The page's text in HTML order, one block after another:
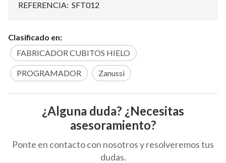
REFERENCIA: SFT012
Clasificado en:
FABRICADOR CUBITOS HIELO
PROGRAMADOR Zanussi
¿Alguna duda? ¿Necesitas
asesoramiento?
Ponte en contacto con nosotros y resolveremos tus
dudas.